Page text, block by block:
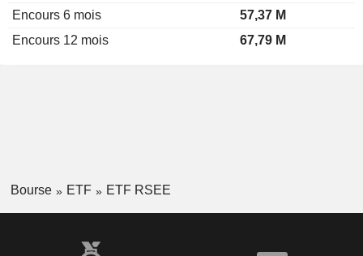
Encours 6 mois
57,37 M
Encours 12 mois
67,79 M
Bourse ETF ETF RSEE